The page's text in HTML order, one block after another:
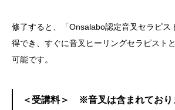
修了すると、「Onsalabo認定音叉セラピス
得でき、すぐに音叉ヒーリングセラピスト
可能です。
＜受講料＞ ※音叉は含まれており